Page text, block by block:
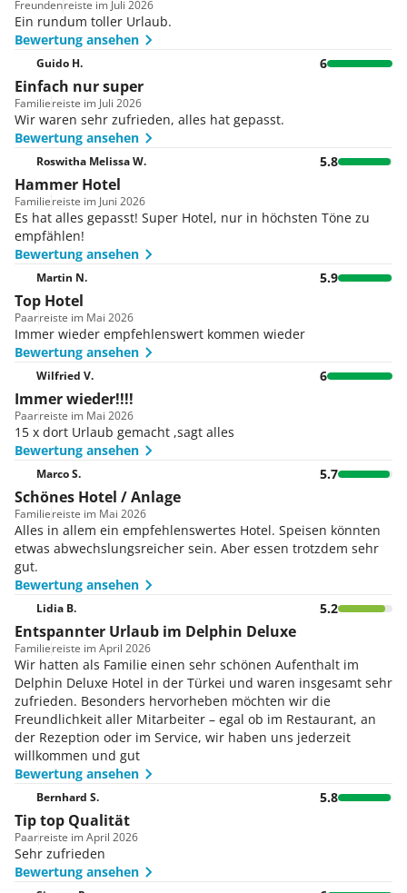
Massage- und Hydrotherapie-Anwendungen
Animationsprogramm, Miniclub, Live-Musik,
Disco und Nachtclub
Kino, Spielzimmer, Bibliothek, Garten und
Spielplatz
Bad verfügbar
Familien-, Nichtraucher- und Raucherzimmer
Gäste mit besonderen Ernährungsbedürfnissen
werden auf Wunsch Diätgerichte, glutenfreie
Mahlzeiten, vegetarische Gerichte und
Kindermenüs zubereitet. Du kannst dich auf eine
große Auswahl an alkoholischen und nicht-
alkoholischen Getränken freuen, die in deinem All-
Inclusive-Paket enthalten sind. Das Delphin Deluxe
bietet dir ein umfassendes All-Inclusive-Erlebnis,
bei dem du dich zum Frühstück, Mittag- und
Abendessen an reichhaltigen Buffets bedienen
oder abends Speisen à la carte wählen kannst.
Zusätzlich sind spezielle Verpflegungsangebote
und Snacks erhältlich.
Geschäfte
Parkplätze
24h-Sicherheitsdienst
Babysitterservice
Autovermietung
Medizinische Betreuung
Zimmerservice
Wäscheservice
Friseur
Münzwäscherei
Pagenservice
Shuttlebus und Fahrradverleih
Das Hotel akzeptiert gängige Kreditkarten wie
Visa und MasterCard.
Freundenreiste im Juli 2026
Ein rundum toller Urlaub.
Bewertung ansehen
Guido H. 6
Einfach nur super
Familiereiste im Juli 2026
Wir waren sehr zufrieden, alles hat gepasst.
Bewertung ansehen
Roswitha Melissa W. 5.8
Hammer Hotel
Familiereiste im Juni 2026
Es hat alles gepasst! Super Hotel, nur in höchsten Töne zu
empfählen!
Bewertung ansehen
Martin N. 5.9
Top Hotel
Paarreiste im Mai 2026
Immer wieder empfehlenswert kommen wieder
Bewertung ansehen
Wilfried V. 6
Immer wieder!!!!
Paarreiste im Mai 2026
15 x dort Urlaub gemacht ,sagt alles
Bewertung ansehen
Marco S. 5.7
Schönes Hotel / Anlage
Familiereiste im Mai 2026
Alles in allem ein empfehlenswertes Hotel. Speisen könnten
etwas abwechslungsreicher sein. Aber essen trotzdem sehr
gut.
Bewertung ansehen
Lidia B. 5.2
Entspannter Urlaub im Delphin Deluxe
Familiereiste im April 2026
Wir hatten als Familie einen sehr schönen Aufenthalt im
Delphin Deluxe Hotel in der Türkei und waren insgesamt sehr
zufrieden. Besonders hervorheben möchten wir die
Freundlichkeit aller Mitarbeiter – egal ob im Restaurant, an
der Rezeption oder im Service, wir haben uns jederzeit
willkommen und gut
Bewertung ansehen
Bernhard S. 5.8
Tip top Qualität
Paarreiste im April 2026
Sehr zufrieden
Bewertung ansehen